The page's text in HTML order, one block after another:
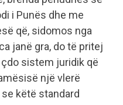
i Punës dhe me
që, sidomos nga
janë gra, do të pritej
sistem juridik që
një vlerë
këtë standard